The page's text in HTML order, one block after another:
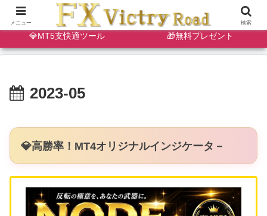
🔷天・底狙い撃ちインジ ✨ゴールドスキャルインジ
💎MT5支快適ツール 🎁無料プレゼント
2023-05
💎高勝率！MT4オリジナルインジケータ－
メニュー 検索